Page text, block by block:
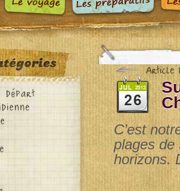
C’est
plages de
horizons.